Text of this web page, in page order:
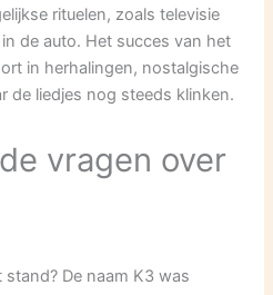
rituelen, zoals televisie
de auto. Het succes van het
in herhalingen, nostalgische
de liedjes nog steeds klinken.
vragen over
De naam K3 was